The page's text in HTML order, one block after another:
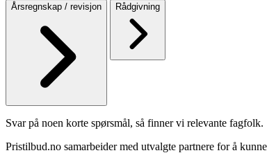
Årsregnskap / revisjon Rådgivning
Svar på noen korte spørsmål, så finner vi relevante fagfolk.
Pristilbud.no samarbeider med utvalgte partnere for å